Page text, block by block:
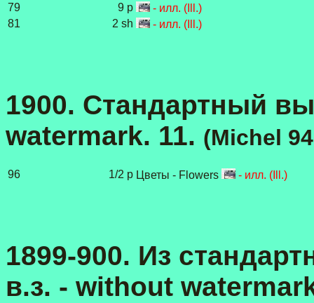
79
9 p
- илл. (Ill.)
81
2 sh - илл. (Ill.)
1900. Стандартный
watermark. 11. (Michel
96 1/2 p Цветы - Flowers - илл. (Ill.)
1899-900. Из
в.з. - without